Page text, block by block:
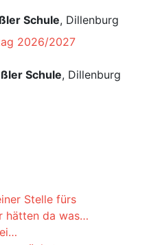
Schule, Dillenburg
2026/2027
Schule, Dillenburg
Stelle fürs
hätten da was…